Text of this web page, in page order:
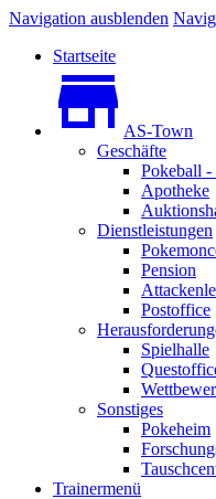
Navigation ausblenden
Startseite
AS-Town
Geschäfte
Pokeball
Apotheke
Dienstleistungen
Pension
Postoffice
Spielhalle
Sonstiges
Pokeheim
Trainermenü